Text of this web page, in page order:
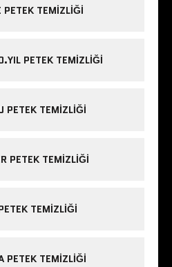
PETEK TEMIZLIĞI
PETEK TEMIZLIĞI
PETEK TEMIZLIĞI
PETEK TEMIZLIĞI
TEMIZLIĞI
PETEK TEMIZLIĞI